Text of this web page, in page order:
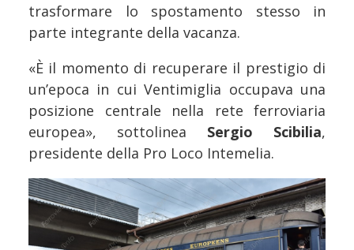
trasformare lo spostamento stesso in
parte integrante della vacanza.
«È il momento di recuperare il prestigio di
un’epoca in cui Ventimiglia occupava una
posizione centrale nella rete ferroviaria
europea», sottolinea Sergio Scibilia,
presidente della Pro Loco Intemelia.